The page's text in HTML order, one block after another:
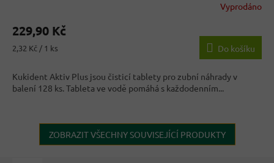
produktu
3,5
5
hvězdiček.
Vyprodáno
229,90 Kč
Měrná
2,32 Kč / 1 ks Do košíku
Kukident Aktiv Plus jsou čisticí tablety pro zubní náhrady v
balení 128 ks. Tableta ve vodě pomáhá s každodenním...
ZOBRAZIT VŠECHNY SOUVISEJÍCÍ PRODUKTY